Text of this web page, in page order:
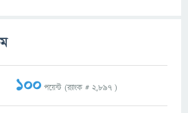
100 পয়েন্ট (র‌্যাংক # 2,897 )